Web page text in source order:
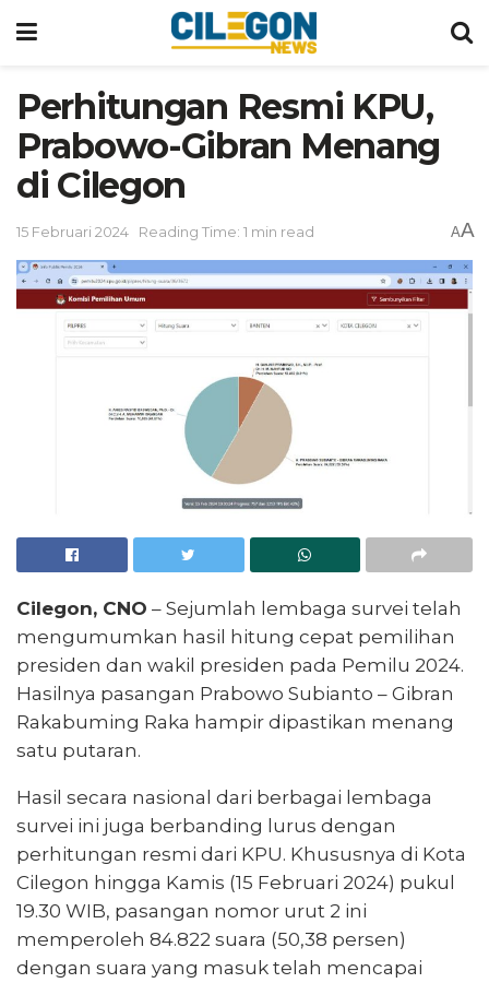
Perhitungan Resmi KPU,
Prabowo-Gibran Menang
di Cilegon
15 Februari 2024 Reading Time: 1 min read AA
Cilegon, CNO – Sejumlah lembaga survei telah
mengumumkan hasil hitung cepat pemilihan
presiden dan wakil presiden pada Pemilu 2024.
Hasilnya pasangan Prabowo Subianto – Gibran
Rakabuming Raka hampir dipastikan menang
satu putaran.
Hasil secara nasional dari berbagai lembaga
survei ini juga berbanding lurus dengan
perhitungan resmi dari KPU. Khususnya di Kota
Cilegon hingga Kamis (15 Februari 2024) pukul
19.30 WIB, pasangan nomor urut 2 ini
memperoleh 84.822 suara (50,38 persen)
dengan suara yang masuk telah mencapai